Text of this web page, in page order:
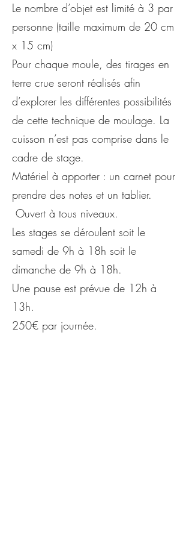
Le nombre d’objet est limité à 3 par
personne (taille maximum de 20 cm
x 15 cm)
Pour chaque moule, des tirages en
terre crue seront réalisés afin
d’explorer les différentes possibilités
de cette technique de moulage. La
cuisson n’est pas comprise dans le
cadre de stage.
Matériel à apporter : un carnet pour
prendre des notes et un tablier.
Ouvert à tous niveaux.
Les stages se déroulent soit le
samedi de 9h à 18h soit le
dimanche de 9h à 18h.
Une pause est prévue de 12h à
13h.
250€ par journée.